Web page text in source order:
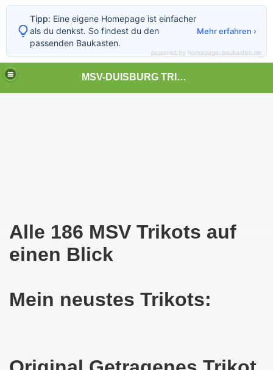
MSV-DUISBURG TRIKOTS
Alle 186 MSV Trikots auf
einen Blick
Mein neustes Trikots:
Tipp: Eine eigene Homepage ist einfacher
als du denkst. So findest du den
passenden Baukasten.
Mehr erfahren ›
powered by homepage-baukasten.de